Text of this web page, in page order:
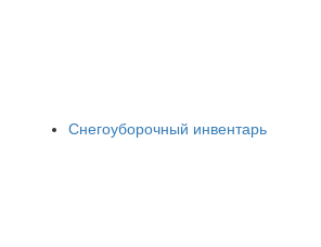
Снегоуборочный инвентарь